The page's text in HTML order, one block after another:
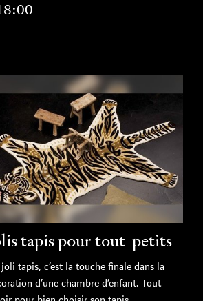
tapis pour tout-petits
tapis, c’est la touche finale dans la
d’une chambre d’enfant. Tout